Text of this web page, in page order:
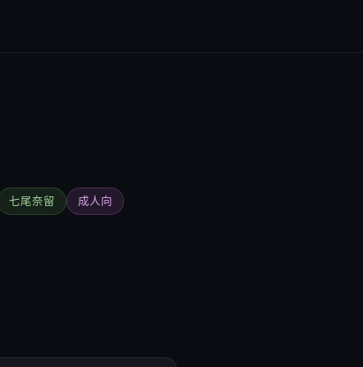
七尾奈留
成人向